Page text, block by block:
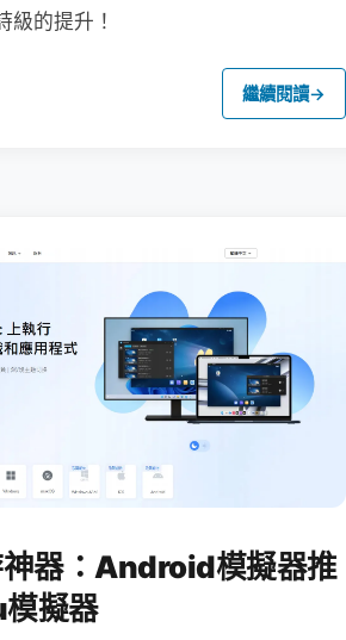
級的提升！
繼續閱讀→
器：Android模擬器推
擬器